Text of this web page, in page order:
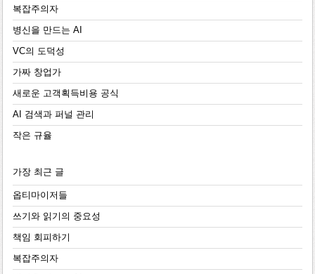
복잡주의자
병신을 만드는 AI
VC의 도덕성
가짜 창업가
새로운 고객획득비용 공식
AI 검색과 퍼널 관리
작은 규율
가장 최근 글
옵티마이저들
쓰기와 읽기의 중요성
책임 회피하기
복잡주의자